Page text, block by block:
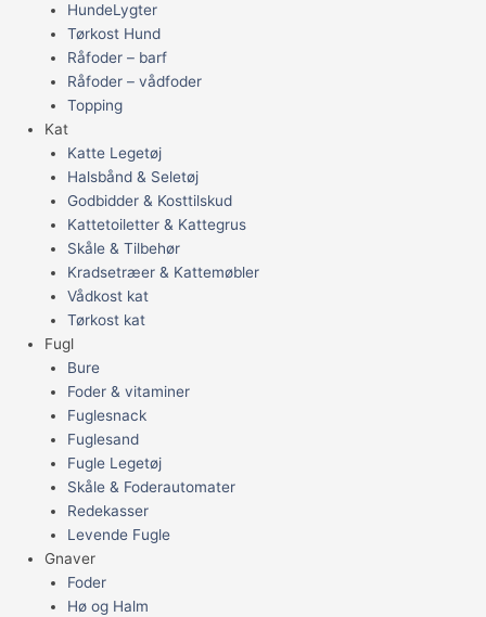
HundeLygter
Tørkost Hund
Råfoder – barf
Råfoder – vådfoder
Topping
Kat
Katte Legetøj
Halsbånd & Seletøj
Godbidder & Kosttilskud
Kattetoiletter & Kattegrus
Skåle & Tilbehør
Kradsetræer & Kattemøbler
Vådkost kat
Tørkost kat
Fugl
Bure
Foder & vitaminer
Fuglesnack
Fuglesand
Fugle Legetøj
Skåle & Foderautomater
Redekasser
Levende Fugle
Gnaver
Foder
Hø og Halm